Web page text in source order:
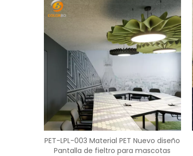
PET-LPL-003 Material PET Nuevo diseño
Pantalla de fieltro para mascotas